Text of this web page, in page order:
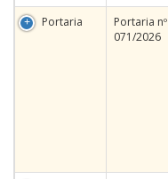
Portaria
Portaria nº
071/2026